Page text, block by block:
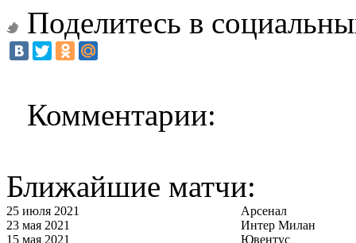
Поделитесь в
Комментарии:
Ближайшие матчи:
25 июля 2021
Арсенал
23 мая 2021
Интер Милан
15 мая 2021
Ювентус